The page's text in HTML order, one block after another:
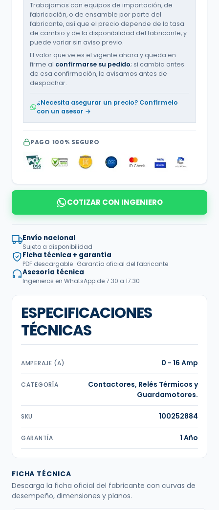
Trabajamos con equipos de importación, de
fabricación, o de ensamble por parte del
fabricante, así que el precio depende de la tasa
de cambio y de la disponibilidad del fabricante, y
puede variar sin aviso previo.
El valor que ve es el vigente ahora y queda en
firme al confirmarse su pedido; si cambia antes
de esa confirmación, le avisamos antes de
despachar.
¿Necesita asegurar un precio? Confírmelo
con un asesor →
PAGO 100% SEGURO
COTIZAR CON INGENIERO
Envío nacional
Sujeto a disponibilidad
Ficha técnica + garantía
PDF descargable · Garantía oficial del fabricante
Asesoría técnica
Ingenieros en WhatsApp de 7:30 a 17:30
ESPECIFICACIONES
TÉCNICAS
AMPERAJE (A) 0 - 16 Amp
CATEGORÍA
Contactores, Relés Térmicos y
Guardamotores.
SKU 100252884
GARANTÍA 1 Año
FICHA TÉCNICA
Descarga la ficha oficial del fabricante con curvas de
desempeño, dimensiones y planos.